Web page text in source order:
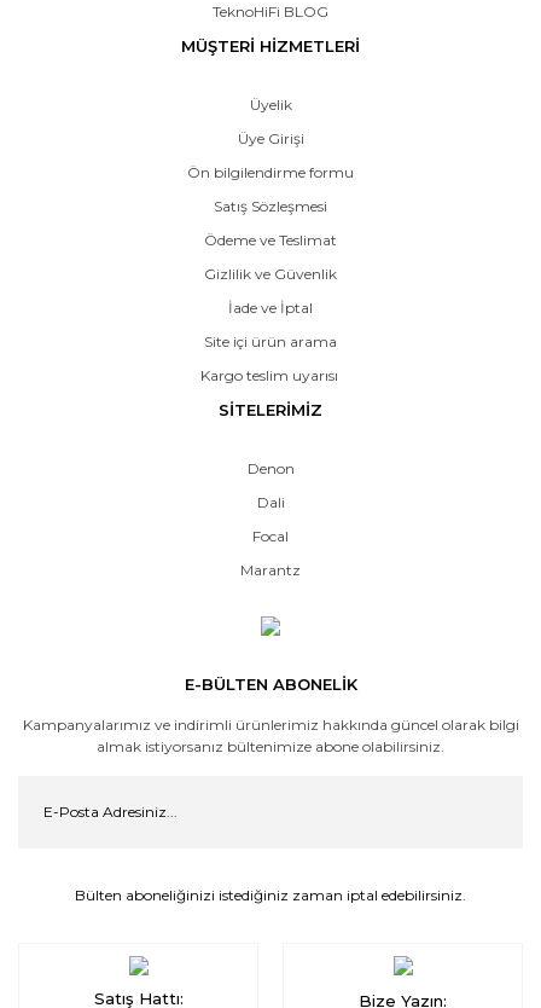
TeknoHiFi BLOG
MÜŞTERİ HİZMETLERİ
Üyelik
Üye Girişi
Ön bilgilendirme formu
Satış Sözleşmesi
Ödeme ve Teslimat
Gizlilik ve Güvenlik
İade ve İptal
Site içi ürün arama
Kargo teslim uyarısı
SİTELERİMİZ
Denon
Dali
Focal
Marantz
E-BÜLTEN ABONELİK
Kampanyalarımız ve indirimli ürünlerimiz hakkında güncel olarak bilgi
almak istiyorsanız bültenimize abone olabilirsiniz.
Bülten aboneliğinizi istediğiniz zaman iptal edebilirsiniz.
Satış Hattı: Bize Yazın: